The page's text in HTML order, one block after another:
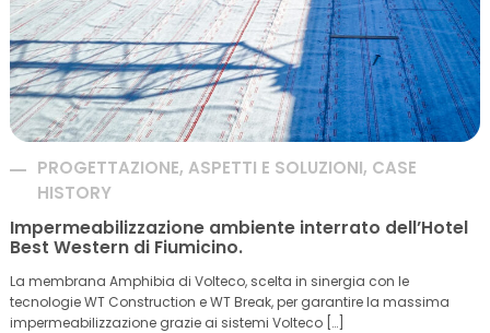
PROGETTAZIONE, ASPETTI E SOLUZIONI, CASE
HISTORY
Impermeabilizzazione ambiente interrato dell’Hotel
Best Western di Fiumicino.
La membrana Amphibia di Volteco, scelta in sinergia con le
tecnologie WT Construction e WT Break, per garantire la massima
impermeabilizzazione grazie ai sistemi Volteco […]